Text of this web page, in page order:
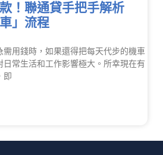
！聯通貸手把手解析
」流程
用錢時，如果還得把每天代步的機車
日常生活和工作影響極大。所幸現在有
即